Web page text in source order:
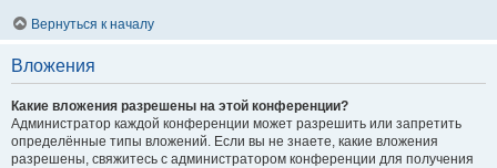
Вернуться к началу
Вложения
Какие вложения разрешены на этой конференции?
Администратор каждой конференции может разрешить или запретить
определённые типы вложений. Если вы не знаете, какие вложения
разрешены, свяжитесь с администратором конференции для получения